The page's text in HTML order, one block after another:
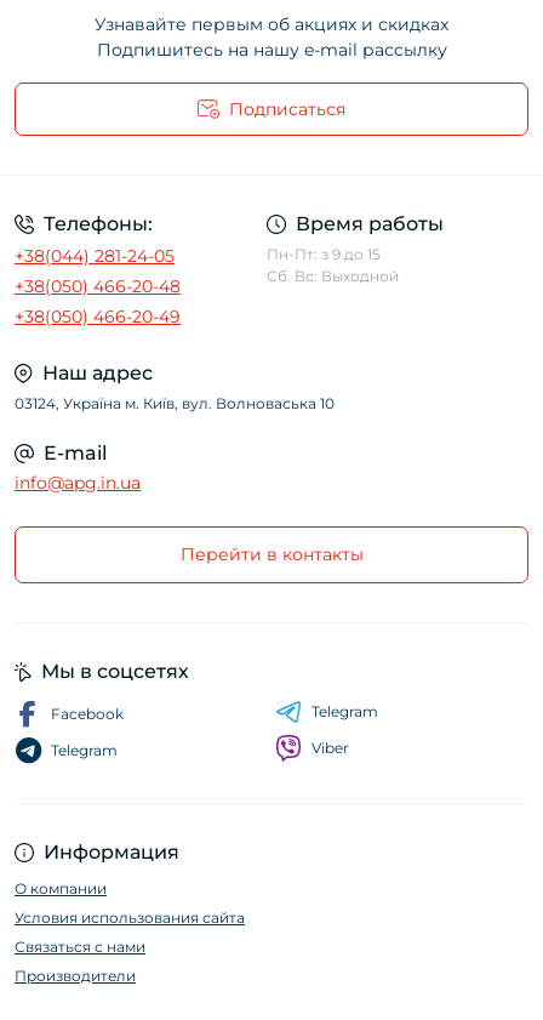
Узнавайте первым об акциях и скидках
Подпишитесь на нашу e-mail рассылку
Подписаться
Условия использования сайта
Телефоны:
+38(044) 281-24-05
+38(050) 466-20-48
+38(050) 466-20-49
Время работы
Пн-Пт: з 9 до 15
Сб. Вс: Выходной
Наш адрес
03124, Україна м. Київ, вул. Волноваська 10
E-mail
info@apg.in.ua
Перейти в контакты
Информация
О компании
Условия использования сайта
Связаться с нами
Производители
Мы в соцсетях
Facebook
Telegram
Telegram
Viber